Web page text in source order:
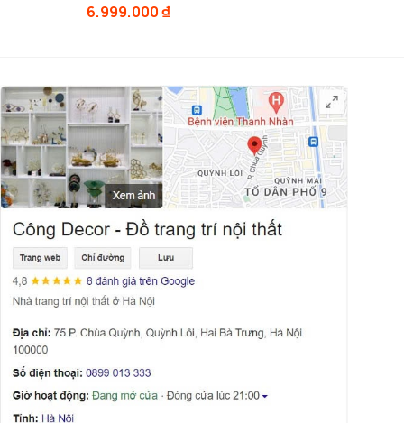
6.999.000₫